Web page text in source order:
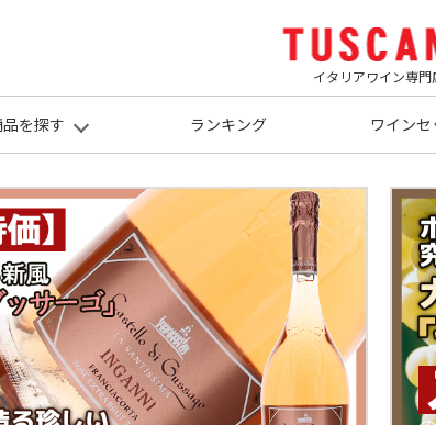
イタリアワイン専門
品を探す ランキング ワインセ